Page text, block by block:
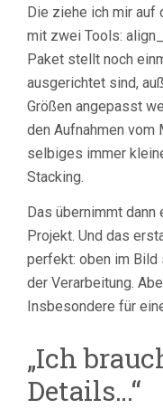
Die ziehe ich mir auf
mit zwei Tools:
Paket stellt noch
ausgerichtet sind,
Größen angepasst
den Aufnahmen
selbiges immer
Stacking.
Das übernimmt dann
Projekt. Und das
perfekt: oben im Bild
der Verarbeitung.
Insbesondere für
„Ich
Details…“